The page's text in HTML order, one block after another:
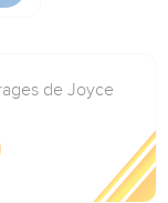
de Joyce